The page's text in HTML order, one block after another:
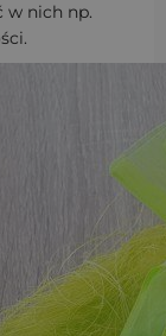
w nich np.